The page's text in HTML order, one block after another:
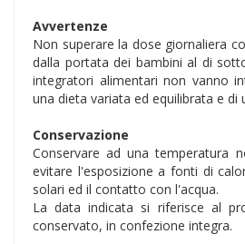
Avvertenze
Non superare la dose giornaliera
dalla portata dei bambini al di
integratori alimentari non vanno
una dieta variata ed equilibrata e di
Conservazione
Conservare ad una temperatura
evitare l'esposizione a fonti di
solari ed il contatto con l'acqua.
La data indicata si riferisce al
conservato, in confezione integra.